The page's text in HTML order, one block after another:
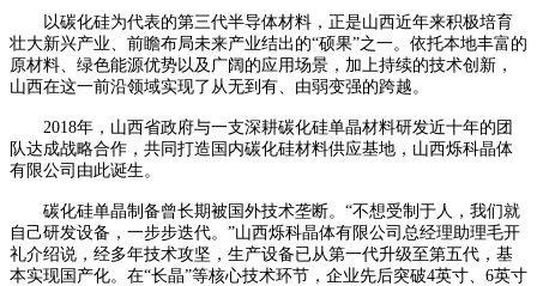
以碳化硅为代表的第三代半导体材料，正是山西近年来积极培育
壮大新兴产业、前瞻布局未来产业结出的“硕果”之一。依托本地丰富的
原材料、绿色能源优势以及广阔的应用场景，加上持续的技术创新，
山西在这一前沿领域实现了从无到有、由弱变强的跨越。
2018年，山西省政府与一支深耕碳化硅单晶材料研发近十年的团
队达成战略合作，共同打造国内碳化硅材料供应基地，山西烁科晶体
有限公司由此诞生。
碳化硅单晶制备曾长期被国外技术垄断。“不想受制于人，我们就
自己研发设备，一步步迭代。”山西烁科晶体有限公司总经理助理毛开
礼介绍说，经多年技术攻坚，生产设备已从第一代升级至第五代，基
本实现国产化。在“长晶”等核心技术环节，企业先后突破4英寸、6英寸